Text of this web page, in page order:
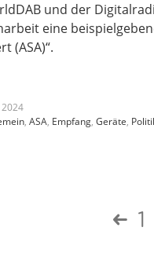
und der
eine
(ASA)“.
2024
, ASA, Empfang, Geräte,
1